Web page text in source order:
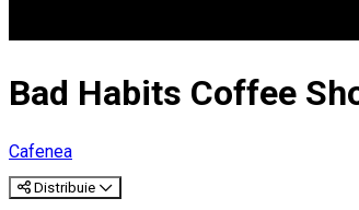
Bad Habits Coffee
Cafenea
Distribuie